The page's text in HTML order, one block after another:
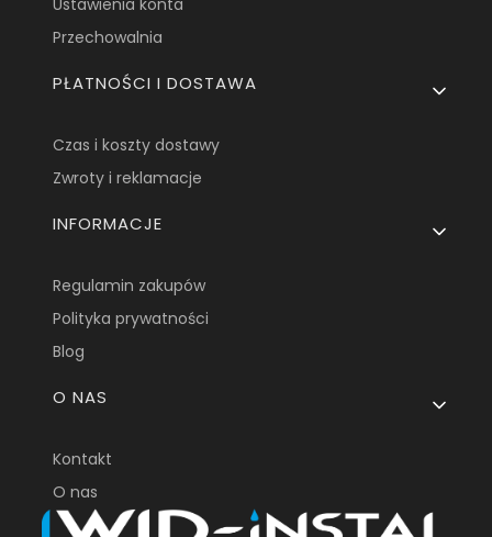
Przechowalnia
PŁATNOŚCI I DOSTAWA
Czas i koszty dostawy
Zwroty i reklamacje
INFORMACJE
Regulamin zakupów
Polityka prywatności
Blog
O NAS
Kontakt
O nas